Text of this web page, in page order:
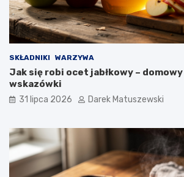
SKŁADNIKI WARZYWA
Jak się robi ocet jabłkowy –
wskazówki
31 lipca 2026 Darek Matuszewski